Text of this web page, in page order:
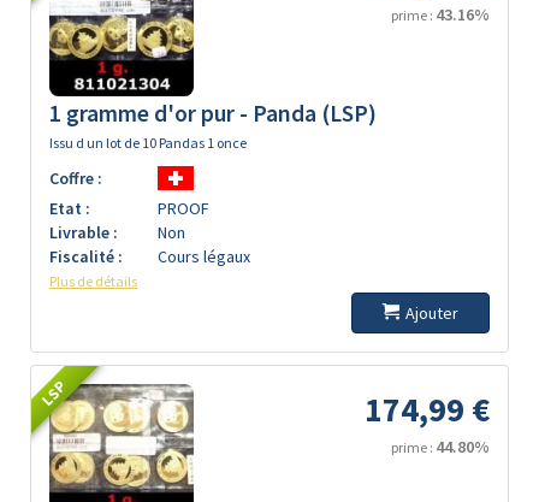
prime : 43.16%
1 gramme d'or pur - Panda (LSP)
Issu d un lot de 10 Pandas 1 once
Coffre :
Etat :
PROOF
Livrable :
Non
Fiscalité :
Cours légaux
Plus de détails
Ajouter
LSP 174,99 €
prime : 44.80%